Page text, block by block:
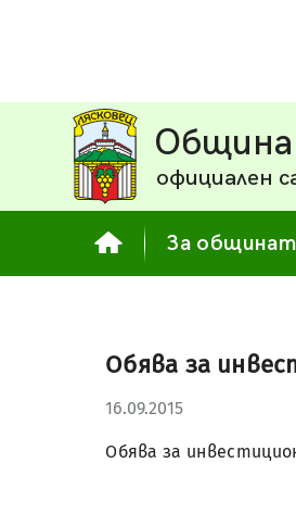
Община
официален
За
Обява за
16.09.2015
Обява за